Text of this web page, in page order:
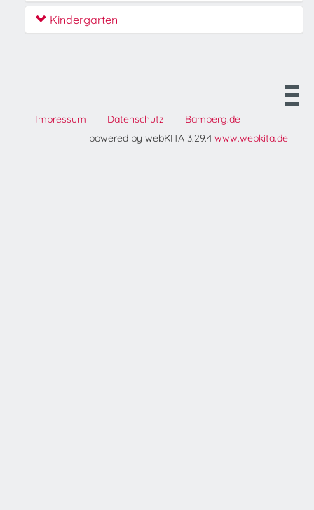
Kindergarten
Impressum Datenschutz
Bamberg.de
powered by webKITA 3.29.4 www.webkita.de